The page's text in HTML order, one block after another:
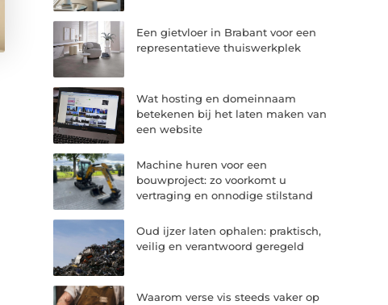
Een gietvloer in Brabant voor een
representatieve thuiswerkplek
Wat hosting en domeinnaam
betekenen bij het laten maken van
een website
Machine huren voor een
bouwproject: zo voorkomt u
vertraging en onnodige stilstand
Oud ijzer laten ophalen: praktisch,
veilig en verantwoord geregeld
Waarom verse vis steeds vaker op